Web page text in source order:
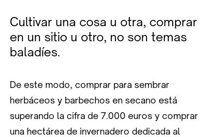
Cultivar una cosa u otra, comprar
en un sitio u otro, no son temas
baladíes.
De este modo, comprar para sembrar
herbáceos y barbechos en secano está
superando la cifra de 7.000 euros y comprar
una hectárea de invernadero dedicada al